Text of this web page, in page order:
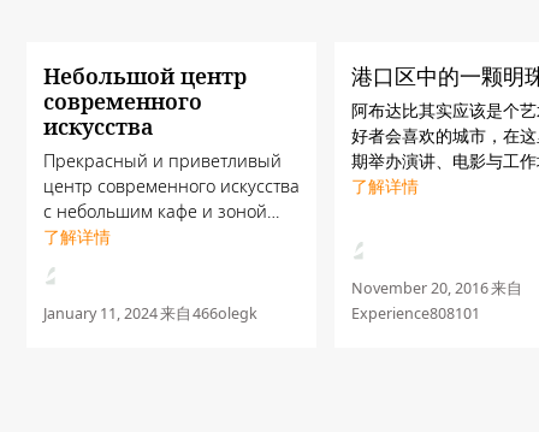
Небольшой центр
современного
искусства
Прекрасный и приветливый
центр современного искусства
с небольшим кафе и зоной
коворкинга. Находится в
бывшей промзоне, где
активно идет застройка, так
что добраться сюда непросто.
了解详情
January 11, 2024来自466olegk
港口区中的一颗明
阿布达比其实应该是个
好者会喜欢的城市，在
期举办演讲、电影与工
动，大都是免费参加的
了解详情
November 20, 2016来自
Experience808101